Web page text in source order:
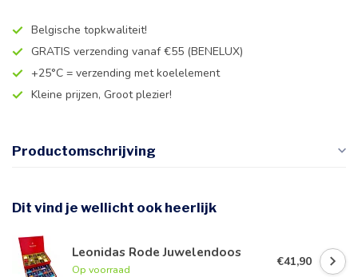
Belgische topkwaliteit!
GRATIS verzending vanaf €55 (BENELUX)
+25°C = verzending met koelelement
Kleine prijzen, Groot plezier!
Productomschrijving
Dit vind je wellicht ook heerlijk
Leonidas Rode Juwelendoos
Op voorraad
€41,90